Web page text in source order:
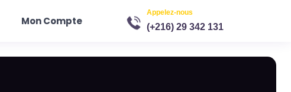
Mon Compte
Appelez-nous
(+216) 29 342 131